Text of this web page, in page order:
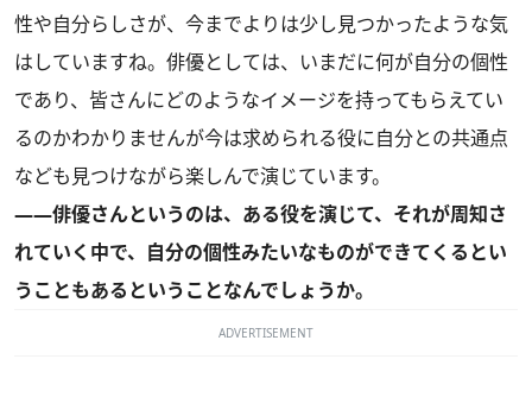
性や自分らしさが、今までよりは少し見つかったような気
はしていますね。俳優としては、いまだに何が自分の個性
であり、皆さんにどのようなイメージを持ってもらえてい
るのかわかりませんが今は求められる役に自分との共通点
なども見つけながら楽しんで演じています。
――俳優さんというのは、ある役を演じて、それが周知さ
れていく中で、自分の個性みたいなものができてくるとい
うこともあるということなんでしょうか。
ADVERTISEMENT